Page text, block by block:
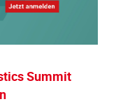
Summit